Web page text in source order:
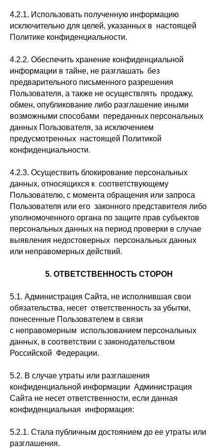
4.2.1. Использовать полученную информацию
исключительно для целей, указанных в настоящей
Политике конфиденциальности.
4.2.2. Обеспечить хранение конфиденциальной
информации в тайне, не разглашать без
предварительного письменного разрешения
Пользователя, а также не осуществлять продажу,
обмен, опубликование либо разглашение иными
возможными способами переданных персональных
данных Пользователя, за исключением
предусмотренных настоящей Политикой
конфиденциальности.
4.2.3. Осуществить блокирование персональных
данных, относящихся к соответствующему
Пользователю, с момента обращения или запроса
Пользователя или его законного представителя либо
уполномоченного органа по защите прав субъектов
персональных данных на период проверки в случае
выявления недостоверных персональных данных
или неправомерных действий.
5. ОТВЕТСТВЕННОСТЬ СТОРОН
5.1. Администрация Сайта, не исполнившая свои
обязательства, несет ответственность за убытки,
понесенные Пользователем в связи
с неправомерным использованием персональных
данных, в соответствии с законодательством
Российской Федерации.
5.2. В случае утраты или разглашения
конфиденциальной информации Администрация
Сайта не несет ответственности, если данная
конфиденциальная информация:
5.2.1. Стала публичным достоянием до ее утраты или
разглашения.